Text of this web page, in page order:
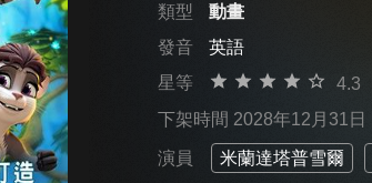
類型
動畫
發音
英語
星等
4.3
下架時間 2028年12月31日
演員 米蘭達塔普雪爾